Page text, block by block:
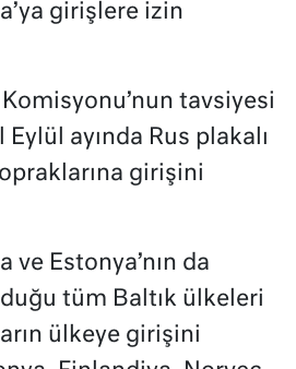
girişlere izin
tavsiyesi
ayında Rus plakalı
girişini
ve Estonya’nın da
tüm Baltık ülkeleri
ülkeye girişini